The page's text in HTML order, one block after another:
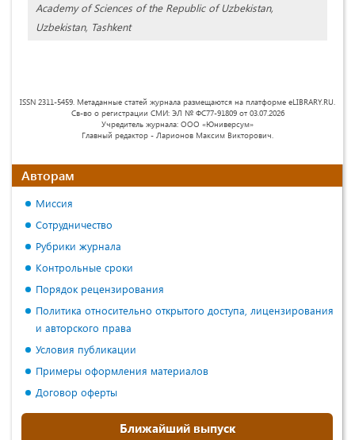
Academy of Sciences of the Republic of Uzbekistan,
Uzbekistan, Tashkent
ISSN 2311-5459. Метаданные статей журнала размещаются на платформе eLIBRARY.RU.
Св-во о регистрации СМИ: ЭЛ № ФС77-91809 от 03.07.2026
Учредитель журнала: ООО «Юниверсум»
Главный редактор - Ларионов Максим Викторович.
Авторам
Миссия
Сотрудничество
Рубрики журнала
Контрольные сроки
Порядок рецензирования
Политика относительно открытого доступа, лицензирования
и авторского права
Условия публикации
Примеры оформления материалов
Договор оферты
Ближайший выпуск